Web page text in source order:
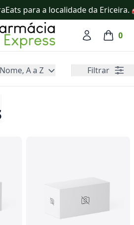
para a localidade da
Express
Account 0
items
Nome, A a Z Filtrar